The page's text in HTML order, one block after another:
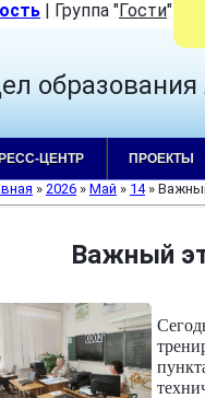
| Группа "Гости"
ЦЕНТР ПРОЕКТЫ
» 2026 » Май » 14»
Важный